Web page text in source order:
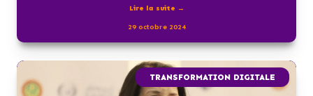
Lire la suite →
29 octobre 2024
TRANSFORMATION DIGITALE